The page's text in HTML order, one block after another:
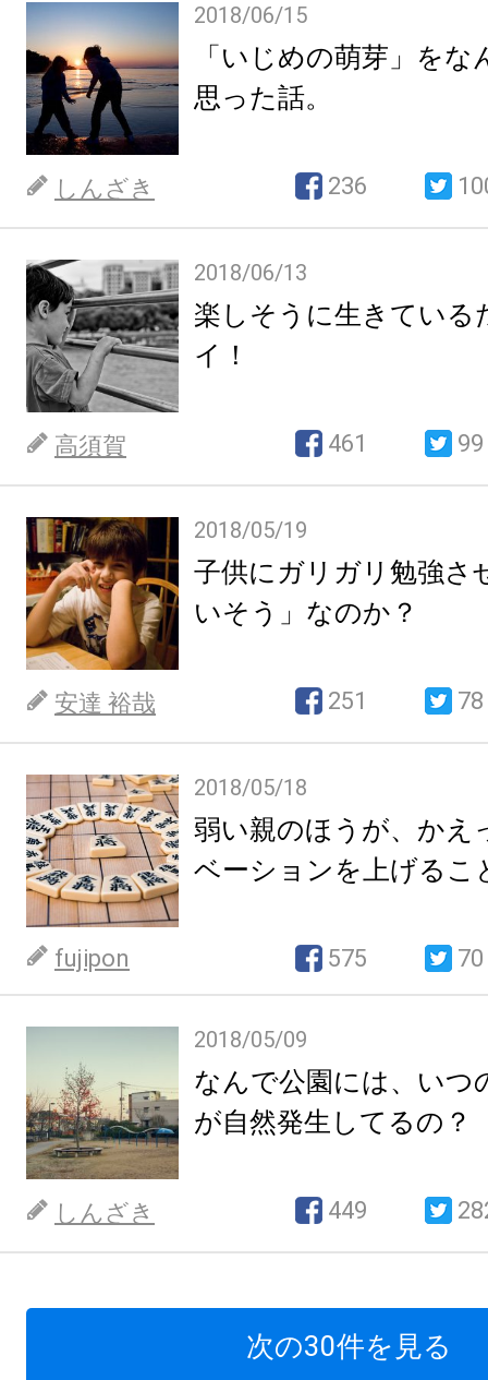
2018/06/15
「いじめの萌芽」を
思った話。
しんざき 236
2018/06/13
楽しそうに生きている
イ！
高須賀 461 99
2018/05/19
子供にガリガリ勉強さ
いそう」なのか？
安達 裕哉 251 78
2018/05/18
弱い親のほうが、かえ
ベーションを上げるこ
fujipon 575 70
2018/05/09
なんで公園には、いつ
が自然発生してるの？
しんざき 449
次の30件を見る